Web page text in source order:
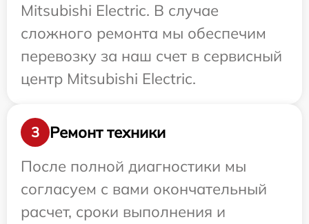
Mitsubishi Electric. В случае
сложного ремонта мы обеспечим
перевозку за наш счет в сервисный
центр Mitsubishi Electric.
3
Ремонт техники
После полной диагностики мы
согласуем с вами окончательный
расчет, сроки выполнения и